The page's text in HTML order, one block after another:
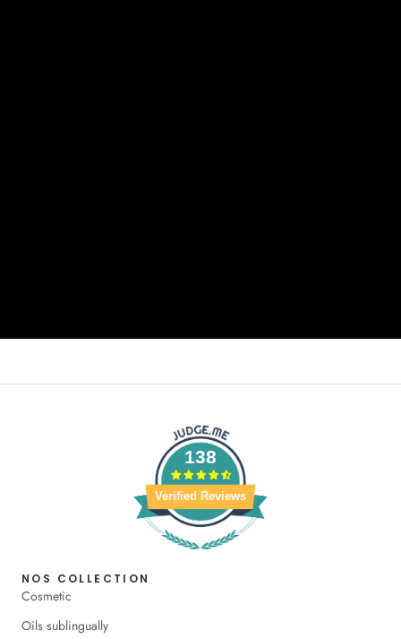
138
Verified Reviews
NOS COLLECTION
Cosmetic
Oils sublingually